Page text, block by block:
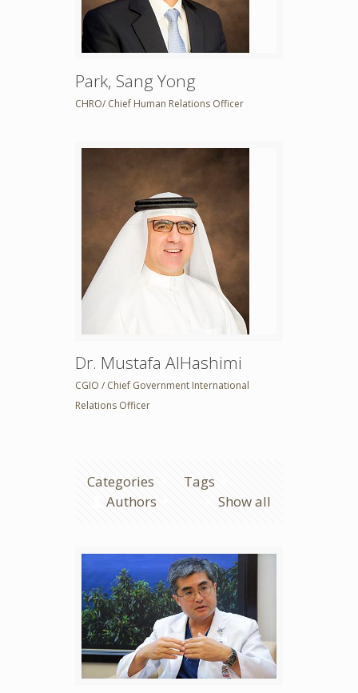
Park, Sang Yong
CHRO/ Chief Human Relations Officer
Dr. Mustafa AlHashimi
CGIO / Chief Government International
Relations Officer
Categories
Tags
Authors
Show all